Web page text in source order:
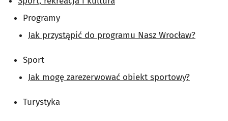
Programy
Jak przystąpić do programu Nasz Wrocław?
Sport
Jak mogę zarezerwować obiekt sportowy?
Turystyka